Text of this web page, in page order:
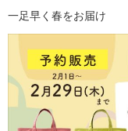
一足早く春をお届け